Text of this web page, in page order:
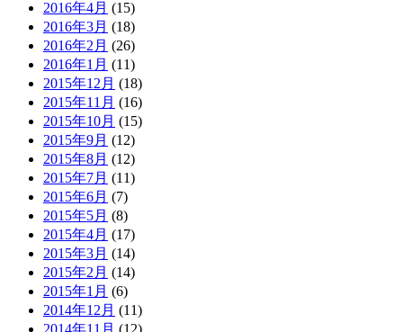
2016年4月 (15)
2016年3月 (18)
2016年2月 (26)
2016年1月 (11)
2015年12月 (18)
2015年11月 (16)
2015年10月 (15)
2015年9月 (12)
2015年8月 (12)
2015年7月 (11)
2015年6月 (7)
2015年5月 (8)
2015年4月 (17)
2015年3月 (14)
2015年2月 (14)
2015年1月 (6)
2014年12月 (11)
2014年11月 (12)